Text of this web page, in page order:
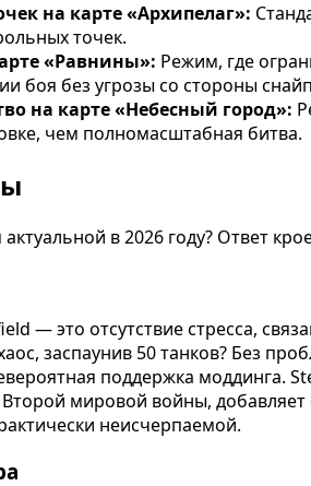
на карте «Архипелаг»:
точек.
«Равнины»: Режим, где
боя без угрозы со стороны
на карте «Небесный город»:
чем полномасштабная битва.
в 2026 году? Ответ
— это отсутствие стресса,
заспаунив 50 танков? Без
поддержка моддинга.
мировой войны,
неисчерпаемой.